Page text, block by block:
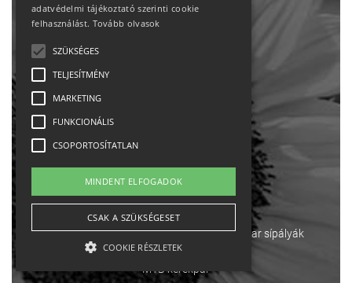
Adatvédelem
Impresszum-kapcsolat
English
Ebike Osztrák sípályák Magyar sípályák
MTB kerékpár
adatvédelmi tájékoztató szerinti cookie
felhasználást. Tovább olvasok
SZÜKSÉGES
TELJESÍTMÉNY
MARKETING
FUNKCIONÁLIS
CSOPORTOSÍTATLAN
MINDENT ELFOGADOK
CSAK A SZÜKSÉGESET
COOKIE RÉSZLETEK